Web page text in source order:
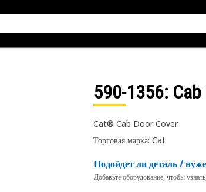
590-1356: Cab
Cat® Cab Door Cover
Торговая марка: Cat
Подойдет ли деталь /
Добавьте оборудование, чтобы